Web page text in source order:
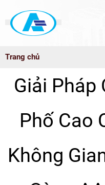
Trang chủ
Giải Pháp
Phố Cao
Không